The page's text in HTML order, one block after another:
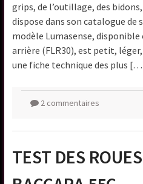
grips, de l’outillage, des
dispose dans son catalogue de
modèle Lumasense,
arrière (FLR30), est petit,
une fiche technique des plus
2 commentaires
TEST DES